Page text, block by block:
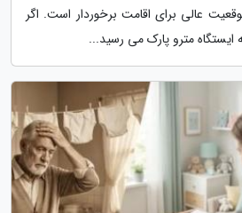
عالی برای اقامت برخوردار است. اگر